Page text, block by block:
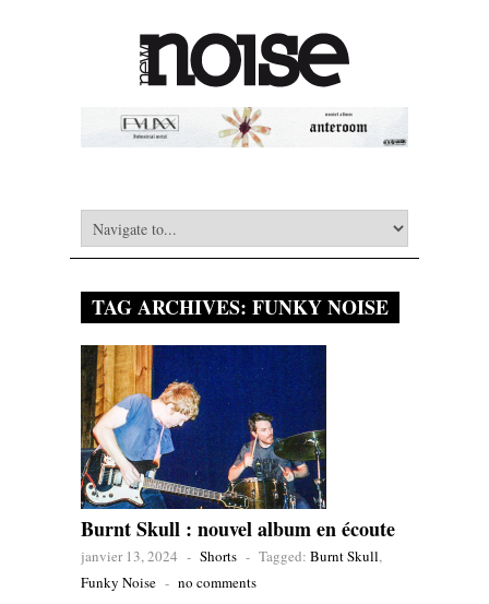
TAG ARCHIVES: FUNKY NOISE
Burnt Skull : nouvel album en écoute
janvier 13, 2024 - Shorts - Tagged: Burnt Skull,
Funky Noise - no comments